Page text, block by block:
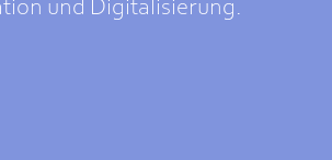
und Digitalisierung.